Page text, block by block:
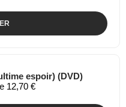
espoir) (DVD)
12,70 €